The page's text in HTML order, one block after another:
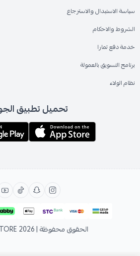
سياسة الاستبدال والاسترجاع
الشروط والاحكام
خدمة دفع تمارا
برنامج التسويق بالعمولة
نظام الولاء
تحميل تطبيق
الحقوق محفوظة | 2026